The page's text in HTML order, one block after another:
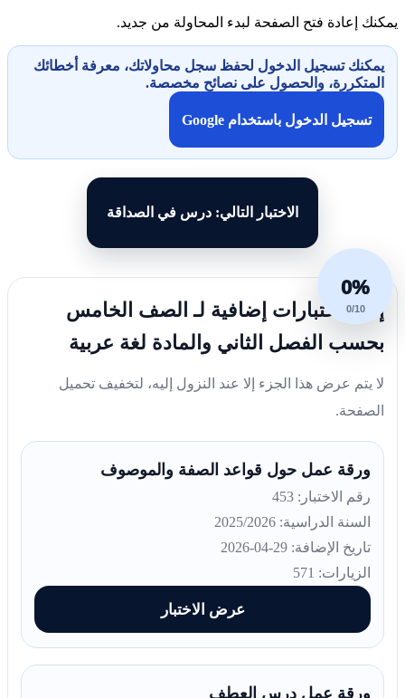
يمكنك إعادة فتح الصفحة لبدء المحاولة من جديد.
يمكنك تسجيل الدخول لحفظ سجل محاولاتك، معرفة أخطائك
المتكررة، والحصول على نصائح مخصصة.
تسجيل الدخول باستخدام Google
الاختبار التالي: درس في الصداقة
0%
0/10
إليك اختبارات إضافية لـ الصف الخامس
بحسب الفصل الثاني والمادة لغة عربية
لا يتم عرض هذا الجزء إلا عند النزول إليه، لتخفيف تحميل
الصفحة.
ورقة عمل حول قواعد الصفة والموصوف
رقم الاختبار: 453
السنة الدراسية: 2025/2026
تاريخ الإضافة: 29-04-2026
الزيارات: 571
عرض الاختبار
ورقة عمل درس العطف